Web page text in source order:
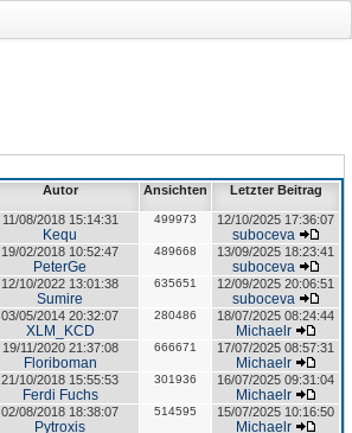
Autor Ansichten Letzter Beitrag
11/08/2018 15:14:31
Kequ
499973 12/10/2025 17:36:07
suboceva
19/02/2018 10:52:47
PeterGe
489668 13/09/2025 18:23:41
suboceva
12/10/2022 13:01:38
Sumire
635651 12/09/2025 20:06:51
suboceva
03/05/2014 20:32:07
XLM_KCD
280486 18/07/2025 08:24:44
Michaelr
19/11/2020 21:37:08
Floriboman
666671 17/07/2025 08:57:31
Michaelr
21/10/2018 15:55:53
Ferdi Fuchs
301936 16/07/2025 09:31:04
Michaelr
02/08/2018 18:38:07
Pytroxis
514595 15/07/2025 10:16:50
Michaelr